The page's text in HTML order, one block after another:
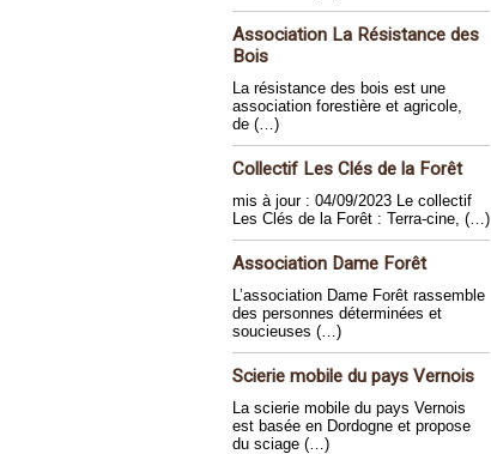
Association La Résistance des
Bois
La résistance des bois est une
association forestière et agricole,
de (…)
Collectif Les Clés de la Forêt
mis à jour : 04/09/2023 Le collectif
Les Clés de la Forêt : Terra-cine, (…)
Association Dame Forêt
L’association Dame Forêt rassemble
des personnes déterminées et
soucieuses (…)
Scierie mobile du pays Vernois
La scierie mobile du pays Vernois
est basée en Dordogne et propose
du sciage (…)